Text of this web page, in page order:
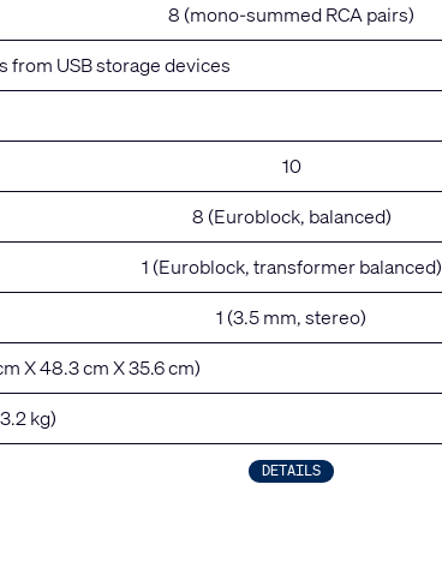
8 (mono-summed RCA pairs)
from USB storage devices
10
8 (Euroblock, balanced)
1 (Euroblock, transformer balanced)
1 (3.5 mm, stereo)
X 48.3 cm X 35.6 cm)
kg)
DETAILS